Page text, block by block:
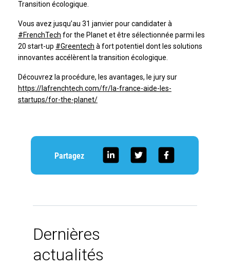
Transition écologique.
Vous avez jusqu’au 31 janvier pour candidater à
#FrenchTech for the Planet et être sélectionnée parmi les
20 start-up #Greentech à fort potentiel dont les solutions
innovantes accélèrent la transition écologique.
Découvrez la procédure, les avantages, le jury sur
https://lafrenchtech.com/fr/la-france-aide-les-
startups/for-the-planet/
Partagez
Dernières
actualités